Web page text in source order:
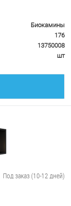
Биокамины
176
13750008
шт
Под заказ (10-12 дней)